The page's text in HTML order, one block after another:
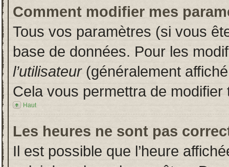
Comment modifier mes
Tous vos paramètres (si vous
base de données. Pour les
l’utilisateur(généralement
Cela vous permettra de
Haut
Les heures ne sont pas
Il est possible que l’heure